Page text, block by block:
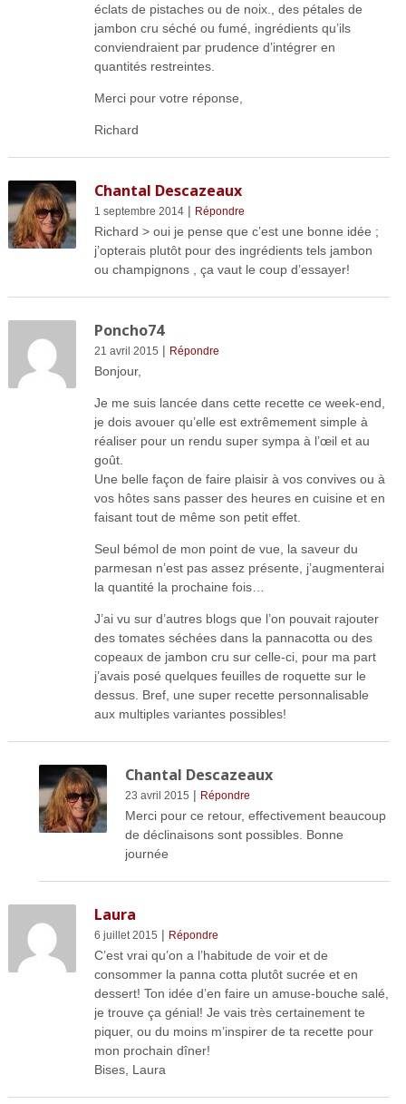
éclats de pistaches ou de noix., des pétales de
jambon cru séché ou fumé, ingrédients qu’ils
conviendraient par prudence d’intégrer en
quantités restreintes.
Merci pour votre réponse,
Richard
Chantal Descazeaux
1 septembre 2014| Répondre
Richard > oui je pense que c’est une bonne idée ;
j’opterais plutôt pour des ingrédients tels jambon
ou champignons , ça vaut le coup d’essayer!
Poncho74
21 avril 2015 | Répondre
Bonjour,
Je me suis lancée dans cette recette ce week-end,
je dois avouer qu’elle est extrêmement simple à
réaliser pour un rendu super sympa à l’œil et au
goût.
Une belle façon de faire plaisir à vos convives ou à
vos hôtes sans passer des heures en cuisine et en
faisant tout de même son petit effet.
Seul bémol de mon point de vue, la saveur du
parmesan n’est pas assez présente, j’augmenterai
la quantité la prochaine fois…
J’ai vu sur d’autres blogs que l’on pouvait rajouter
des tomates séchées dans la pannacotta ou des
copeaux de jambon cru sur celle-ci, pour ma part
j’avais posé quelques feuilles de roquette sur le
dessus. Bref, une super recette personnalisable
aux multiples variantes possibles!
Chantal Descazeaux
23 avril 2015 | Répondre
Merci pour ce retour, effectivement beaucoup
de déclinaisons sont possibles. Bonne
journée
Laura
6 juillet 2015 | Répondre
C’est vrai qu’on a l’habitude de voir et de
consommer la panna cotta plutôt sucrée et en
dessert! Ton idée d’en faire un amuse-bouche salé,
je trouve ça génial! Je vais très certainement te
piquer, ou du moins m’inspirer de ta recette pour
mon prochain dîner!
Bises, Laura